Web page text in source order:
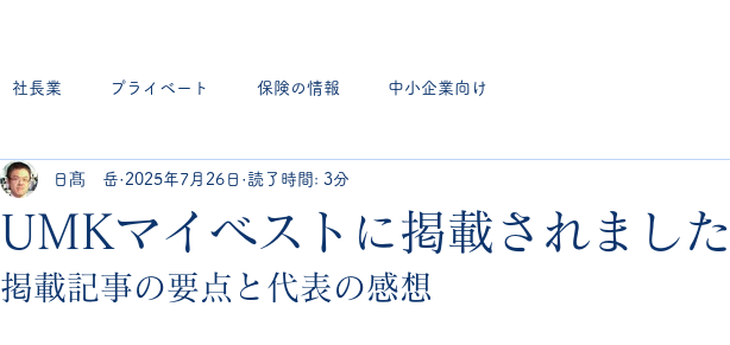
社長業 プライベート 保険の情報 中小企業向け
UMKマイベストに掲載されまし
日髙 岳 2025年7月26日 読了時間: 3分
掲載記事の要点と代表の感想